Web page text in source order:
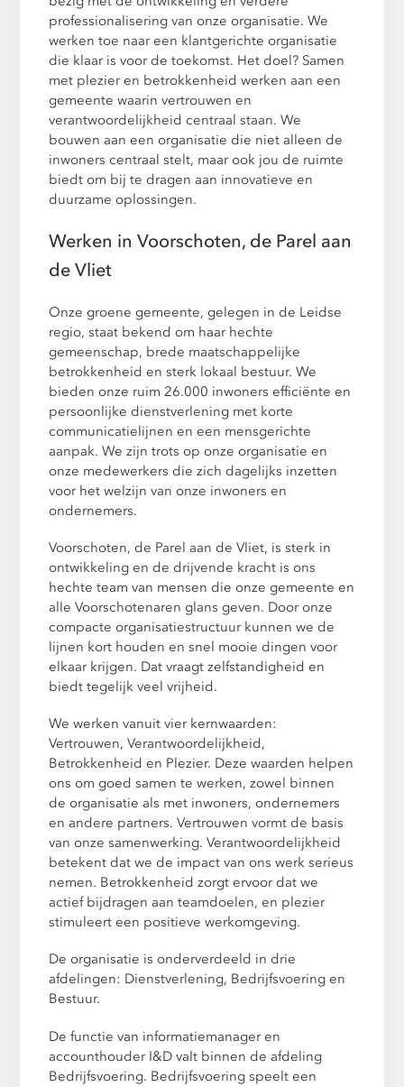
professionalisering van onze organisatie. We
werken toe naar een klantgerichte organisatie
die klaar is voor de toekomst. Het doel? Samen
met plezier en betrokkenheid werken aan een
gemeente waarin vertrouwen en
verantwoordelijkheid centraal staan. We
bouwen aan een organisatie die niet alleen de
inwoners centraal stelt, maar ook jou de ruimte
biedt om bij te dragen aan innovatieve en
duurzame oplossingen.
Werken in Voorschoten, de Parel aan
de Vliet
Onze groene gemeente, gelegen in de Leidse
regio, staat bekend om haar hechte
gemeenschap, brede maatschappelijke
betrokkenheid en sterk lokaal bestuur. We
bieden onze ruim 26.000 inwoners efficiënte en
persoonlijke dienstverlening met korte
communicatielijnen en een mensgerichte
aanpak. We zijn trots op onze organisatie en
onze medewerkers die zich dagelijks inzetten
voor het welzijn van onze inwoners en
ondernemers.
Voorschoten, de Parel aan de Vliet, is sterk in
ontwikkeling en de drijvende kracht is ons
hechte team van mensen die onze gemeente en
alle Voorschotenaren glans geven. Door onze
compacte organisatiestructuur kunnen we de
lijnen kort houden en snel mooie dingen voor
elkaar krijgen. Dat vraagt zelfstandigheid en
biedt tegelijk veel vrijheid.
We werken vanuit vier kernwaarden:
Vertrouwen, Verantwoordelijkheid,
Betrokkenheid en Plezier. Deze waarden helpen
ons om goed samen te werken, zowel binnen
de organisatie als met inwoners, ondernemers
en andere partners. Vertrouwen vormt de basis
van onze samenwerking. Verantwoordelijkheid
betekent dat we de impact van ons werk serieus
nemen. Betrokkenheid zorgt ervoor dat we
actief bijdragen aan teamdoelen, en plezier
stimuleert een positieve werkomgeving.
De organisatie is onderverdeeld in drie
afdelingen: Dienstverlening, Bedrijfsvoering en
Bestuur.
De functie van informatiemanager en
accounthouder I&D valt binnen de afdeling
Bedrijfsvoering. Bedrijfsvoering speelt een